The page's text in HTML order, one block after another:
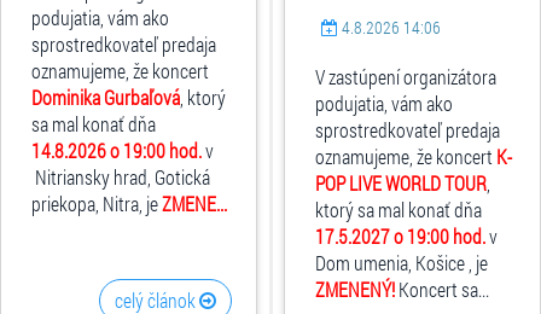
podujatia, vám ako
sprostredkovateľ predaja
oznamujeme, že koncert
Dominika Gurbaľová , ktorý
sa mal konať dňa
14.8.2026 o 19:00 hod.v
Nitriansky hrad, Gotická
priekopa, Nitra, jeZMENE...
celý článok
4.8.2026 14:06
V zastúpení organizátora
podujatia, vám ako
sprostredkovateľ predaja
oznamujeme, že koncert K-
POP LIVE WORLD TOUR
ktorý sa mal konať dňa
17.5.2027 o 19:00 hod.v
Dom umenia, Košice , je
ZMENENÝ!Koncert sa...